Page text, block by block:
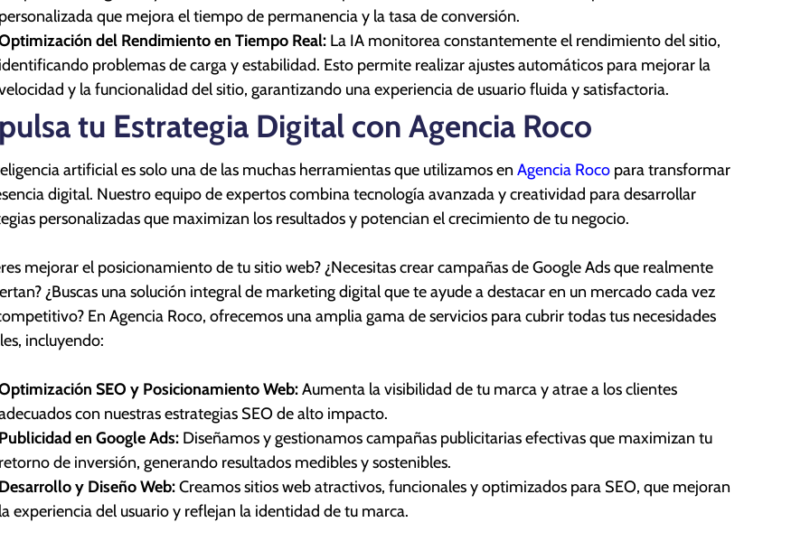
personalizada que mejora el tiempo de permanencia y la tasa de conversión.
del Rendimiento en Tiempo Real: La IA monitorea constantemente el rendimiento del sitio,
identificando problemas de carga y estabilidad. Esto permite realizar ajustes automáticos para mejorar la
y la funcionalidad del sitio, garantizando una experiencia de usuario fluida y satisfactoria.
tu Estrategia Digital con Agencia Roco
artificial es solo una de las muchas herramientas que utilizamos en Agencia Roco para transformar
digital. Nuestro equipo de expertos combina tecnología avanzada y creatividad para desarrollar
personalizadas que maximizan los resultados y potencian el crecimiento de tu negocio.
mejorar el posicionamiento de tu sitio web? ¿Necesitas crear campañas de Google Ads que realmente
¿Buscas una solución integral de marketing digital que te ayude a destacar en un mercado cada vez
En Agencia Roco, ofrecemos una amplia gama de servicios para cubrir todas tus necesidades
incluyendo:
SEO y Posicionamiento Web:Aumenta la visibilidad de tu marca y atrae a los clientes
con nuestras estrategias SEO de alto impacto.
Publicidad en Google Ads: Diseñamos y gestionamos campañas publicitarias efectivas que maximizan tu
retorno de inversión, generando resultados medibles y sostenibles.
Desarrollo y Diseño Web:Creamos sitios web atractivos, funcionales y optimizados para SEO, que mejoran
la experiencia del usuario y reflejan la identidad de tu marca.